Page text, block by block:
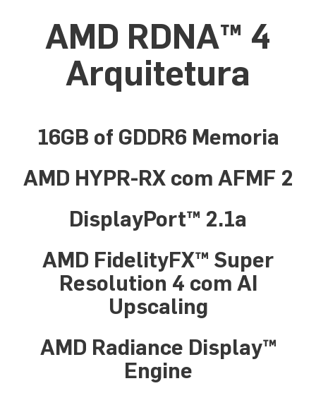
AMD RDNA™ 4
Arquitetura
16GB of GDDR6 Memoria
AMD HYPR-RX com AFMF 2
DisplayPort™ 2.1a
AMD FidelityFX™ Super
Resolution 4 com AI
Upscaling
AMD Radiance Display™
Engine